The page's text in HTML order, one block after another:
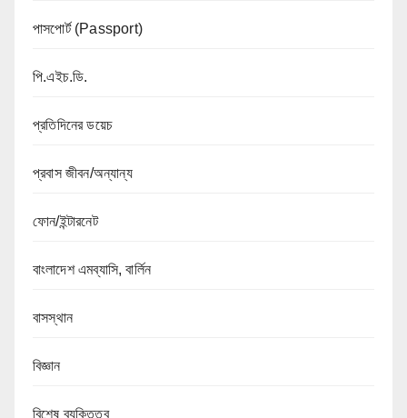
পাসপোর্ট (Passport)
পি.এইচ.ডি.
প্রতিদিনের ডয়েচ
প্রবাস জীবন/অন্যান্য
ফোন/ইন্টারনেট
বাংলাদেশ এমব্যাসি, বার্লিন
বাসস্থান
বিজ্ঞান
বিশেষ ব্যক্তিত্ব